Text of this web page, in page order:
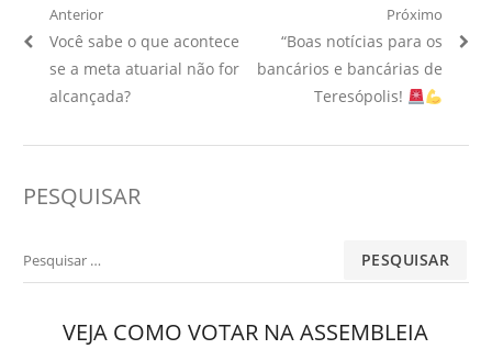
Navegação
de
Post
Anterior
Artigo
Anterior:
Você sabe o que acontece
se a meta atuarial não for
alcançada?
Próximo
Próximo
Artigo:
“Boas notícias para os
bancários e bancárias de
Teresópolis!
PESQUISAR
Pesquisar
VEJA COMO VOTAR NA ASSEMBLEIA